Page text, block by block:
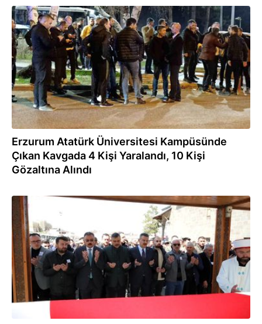
17.04.2024
Erzurum Atatürk Üniversitesi Kampüsünde
Çıkan Kavgada 4 Kişi Yaralandı, 10 Kişi
Gözaltına Alındı